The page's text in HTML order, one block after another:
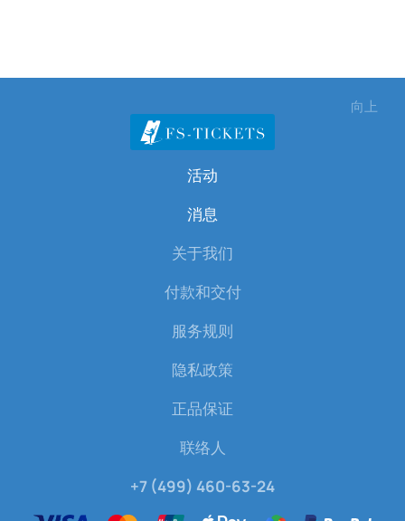
向上
活动
消息
关于我们
付款和交付
服务规则
隐私政策
正品保证
联络人
+7 (499) 460-63-24